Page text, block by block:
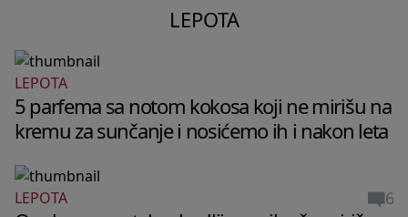
LEPOTA
LEPOTA
5 parfema sa notom kokosa koji ne mirišu na
kremu za sunčanje i nosićemo ih i nakon leta
LEPOTA 6